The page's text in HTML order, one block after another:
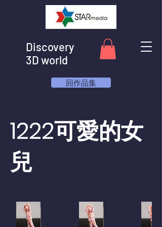
Discovery
3D world
回作品集
1222可愛的女
兒